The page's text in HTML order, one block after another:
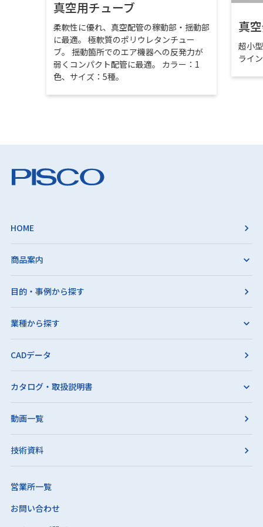
真空用チューブ
柔軟性に優れ、真空配管の稼動部・揺動部
に最適。 極軟質のポリウレタンチュー
ブ。 揺動箇所でのエア機器への反発力が
弱くコンパクト配管に最適。 カラー：1
色、サイズ：5種。
真
超小
ライ
HOME
商品案内
目的・事例から探す
業種から探す
CADデータ
カタログ・取扱説明書
動画一覧
技術資料
営業所一覧
お問い合わせ